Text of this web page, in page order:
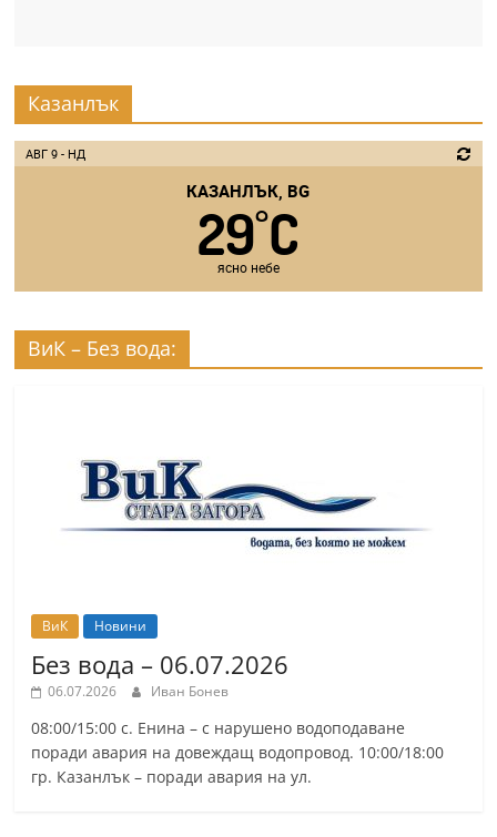
Казанлък
АВГ 9 - НД
КАЗАНЛЪК, BG
29°C
ясно небе
ВиК – Без вода:
ВиК Новини
Без вода – 06.07.2026
06.07.2026 Иван Бонев
08:00/15:00 с. Енина – с нарушено водоподаване
поради авария на довеждащ водопровод. 10:00/18:00
гр. Казанлък – поради авария на ул.